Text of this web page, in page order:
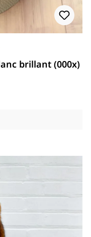
brillant (000x)